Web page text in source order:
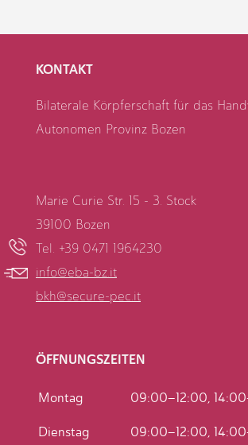
KONTAKT
Bilaterale Körpferschaft für das
Autonomen Provinz Bozen
Marie Curie Str. 15 - 3. Stock
39100 Bozen
Tel. +39 0471 1964230
info@eba-bz.it
bkh@secure-pec.it
ÖFFNUNGSZEITEN
Montag 09:00–12:00,
Dienstag 09:00–12:00,